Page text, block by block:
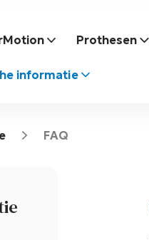
Prothesen
informatie
FAQ